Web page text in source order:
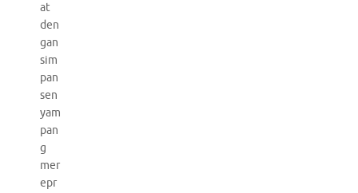
at
den
gan
sim
pan
sen
yam
pan
g
mer
epr